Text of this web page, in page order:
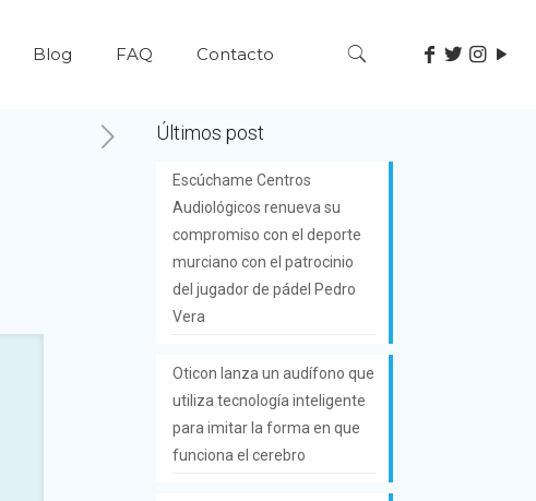
Blog FAQ Contacto
Últimos post
Escúchame Centros
Audiológicos renueva su
compromiso con el deporte
murciano con el patrocinio
del jugador de pádel Pedro
Vera
Oticon lanza un audífono que
utiliza tecnología inteligente
para imitar la forma en que
funciona el cerebro